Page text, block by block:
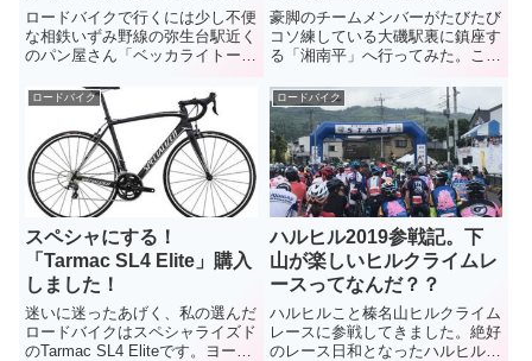
ロードバイクで行くには少し不便
な相鉄いずみ野線の弥生台駅近く
のパン屋さん「ベッカライトーン
ートを通っても必ず「坂」が待っ
ている避けて通りたい場所です
が、チーズの使い方が上手なパン
屋さんです。トレーニングを兼ね
て行ってみませんか？
けど、おかわりはムリ！
豪脚のチームメンバーがたびたび
コソ練している大磯駅裏に鎮座す
る「湘南平」へ行ってみた。この
イムなのに、甘くない。こんなキ
ツイ坂、何本も登るなんて、私に
は絶対にムリ！
ロードバイク
スペシャにする！
「Tarmac SL4 Elite」購入
しました！
迷いに迷ったあげく、私の選んだ
ロードバイクはスペシャライズド
のTarmac SL4 Eliteです。ヨーロ
ロードバイク
ハルヒル2019参戦記。下
山が楽しいヒルクライムレ
ースってなんだ？？
ハルヒルこと榛名山ヒルクライム
レースに参戦してきました。絶好
のレース日和となったハルヒル